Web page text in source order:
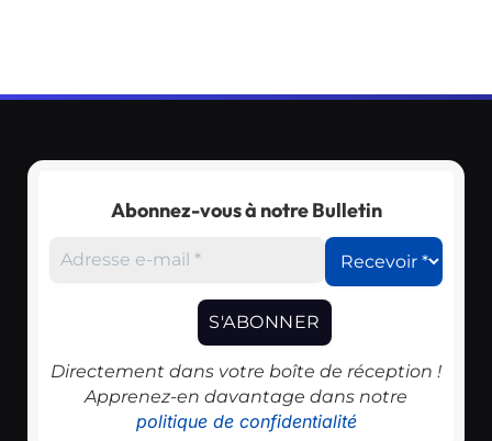
Abonnez-vous à notre Bulletin
Directement dans votre boîte de réception !
Apprenez-en davantage dans notre
politique de confidentialité